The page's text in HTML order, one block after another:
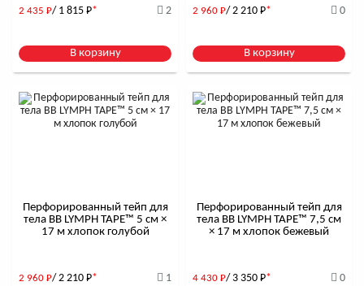
2 435 Р/ 1 815 Р* 2
В корзину
2 960 Р/ 2 210 Р* 0
В корзину
Перфорированный тейп для
тела BB LYMPH TAPE™ 5 см ×
17 м хлопок голубой
2 960 Р/ 2 210 Р* 1
Перфорированный тейп для
тела BB LYMPH TAPE™ 7,5 см
× 17 м хлопок бежевый
4 430 Р/ 3 350 Р* 0